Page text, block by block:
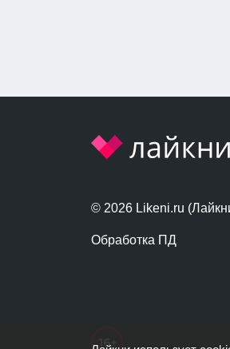
© 2026 Likeni.ru
Обработка ПД